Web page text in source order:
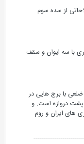
از سده سوم
با سه ایوان و سقف
با برج هایی در
دروازه است. و
ایران و روم